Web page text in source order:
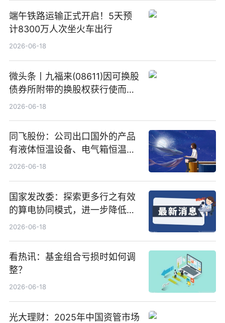
端午铁路运输正式开启！5天预
计8300万人次坐火车出行
2026-06-18
微头条丨九福来(08611)因可换股
债券所附带的换股权获行使而发
行5200万股
2026-06-18
同飞股份：公司出口国外的产品
有液体恒温设备、电气箱恒温装
置、纯水冷却单元和特种换热器
2026-06-18
国家发改委：探索更多行之有效
的算电协同模式，进一步降低网
络传输时延_最资讯
2026-06-18
看热讯：基金组合亏损时如何调
整？
2026-06-18
光大理财：2025年中国资管市场